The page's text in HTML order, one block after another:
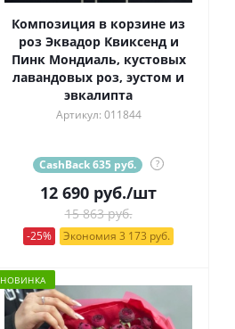
Композиция в корзине из
роз Эквадор Квиксенд и
Пинк Мондиаль, кустовых
лавандовых роз, эустом и
эвкалипта
Артикул: 011844
CashBack 635 руб. ?
12 690 руб./шт
15 863 руб.
-25% Экономия 3 173 руб.
НОВИНКА